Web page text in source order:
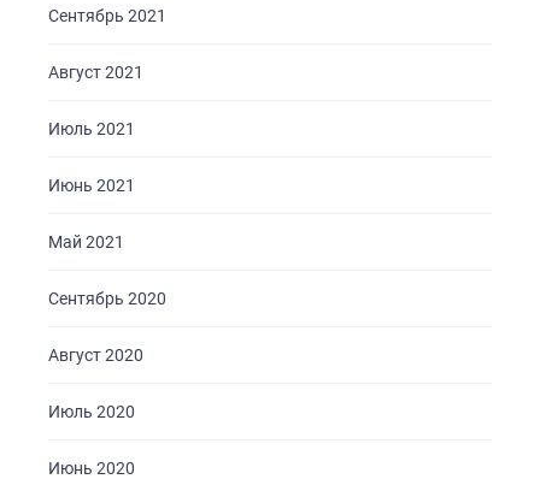
Сентябрь 2021
Август 2021
Июль 2021
Июнь 2021
Май 2021
Сентябрь 2020
Август 2020
Июль 2020
Июнь 2020